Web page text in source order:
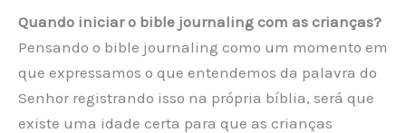
Quando iniciar o bible journaling com as crianças?
Pensando o bible journaling como um momento em
que expressamos o que entendemos da palavra do
Senhor registrando isso na própria bíblia, será que
existe uma idade certa para que as crianças